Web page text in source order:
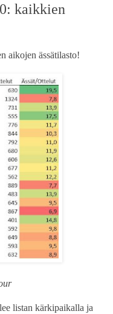
kaikkien
aikojen ässätilasto!
listan kärkipaikalla ja